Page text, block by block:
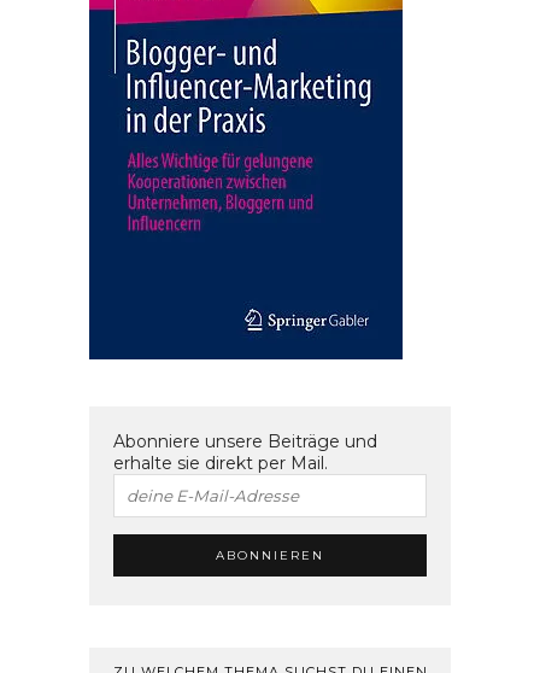
Abonniere unsere Beiträge und
erhalte sie direkt per Mail.